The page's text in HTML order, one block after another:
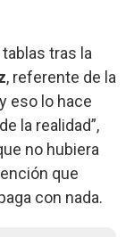
tras la
, referente de la
eso lo hace
la realidad”,
no hubiera
que
con nada.